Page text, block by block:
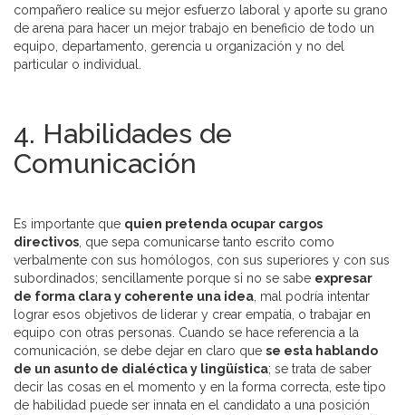
compañero realice su mejor esfuerzo laboral y aporte su grano
de arena para hacer un mejor trabajo en beneficio de todo un
equipo, departamento, gerencia u organización y no del
particular o individual.
4. Habilidades de
Comunicación
Es importante que quien pretenda ocupar cargos
directivos , que sepa comunicarse tanto escrito como
verbalmente con sus homólogos, con sus superiores y con sus
subordinados; sencillamente porque si no se sabe expresar
de forma clara y coherente una idea , mal podría intentar
lograr esos objetivos de liderar y crear empatía, o trabajar en
equipo con otras personas. Cuando se hace referencia a la
comunicación, se debe dejar en claro que se esta hablando
de un asunto de dialéctica y lingüística; se trata de saber
decir las cosas en el momento y en la forma correcta, este tipo
de habilidad puede ser innata en el candidato a una posición